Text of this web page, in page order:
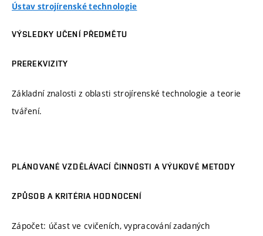
Ústav strojírenské technologie
VÝSLEDKY UČENÍ PŘEDMĚTU
PREREKVIZITY
Základní znalosti z oblasti strojírenské technologie a teorie
tváření.
PLÁNOVANÉ VZDĚLÁVACÍ ČINNOSTI A VÝUKOVÉ METODY
ZPŮSOB A KRITÉRIA HODNOCENÍ
Zápočet: účast ve cvičeních, vypracování zadaných